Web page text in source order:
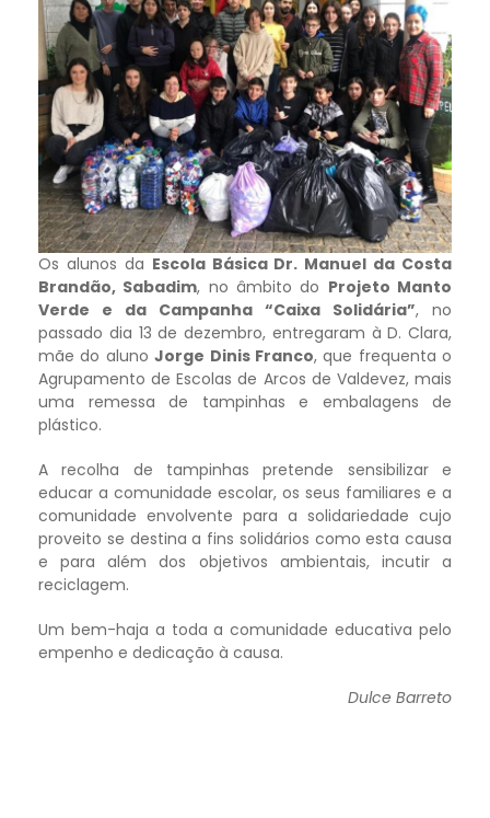
Os alunos da Escola Básica Dr. Manuel da Costa
Brandão, Sabadim, no âmbito do Projeto Manto
Verde e da Campanha “Caixa Solidária”, no
passado dia 13 de dezembro, entregaram à D. Clara,
mãe do alunoJorge Dinis Franco, que frequenta o
Agrupamento de Escolas de Arcos de Valdevez, mais
uma remessa de tampinhas e embalagens de
plástico.
A recolha de tampinhas pretende sensibilizar e
educar a comunidade escolar, os seus familiares e a
comunidade envolvente para a solidariedade cujo
proveito se destina a fins solidários como esta causa
e para além dos objetivos ambientais, incutir a
reciclagem.
Um bem-haja a toda a comunidade educativa pelo
empenho e dedicação à causa.
Dulce Barreto